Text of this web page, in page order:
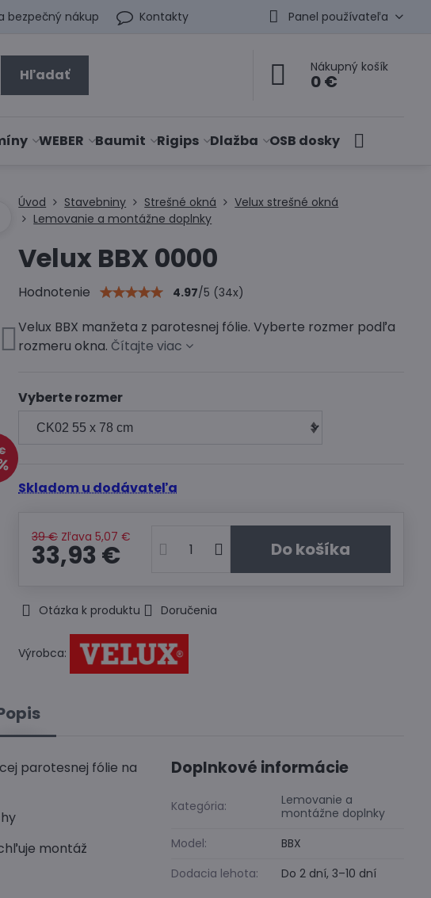
bezpečný nákup Kontakty Panel používateľa
Hľadať Nákupný košík
0 €
WEBER Baumit Rigips Dlažba OSB dosky
Úvod Stavebniny Strešné okná
Velux strešné okná
Lemovanie a montážne doplnky
Velux BBX 0000
Hodnotenie 4.97/5 (34x)
Velux BBX manžeta z parotesnej fólie. Vyberte rozmer podľa
rozmeru okna.Čítajte viac
Vyberte rozmer
Skladom u dodávateľa
39 € Zľava 5,07 €
33,93 € Do košíka
Otázka k produktu Doručenia
Výrobca:
parotesnej fólie na
montáž
Doplnkové informácie
Kategória:
Lemovanie a
montážne doplnky
Model:
BBX
Dodacia lehota:
Do 2 dní, 3–10 dní